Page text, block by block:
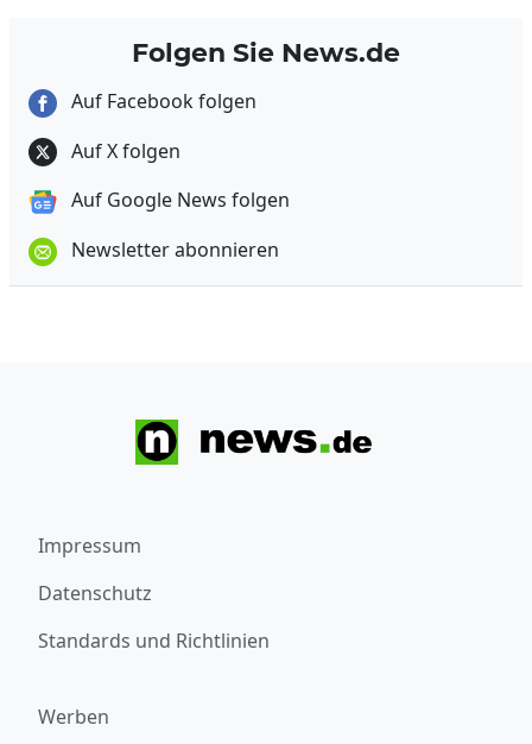
Folgen Sie News.de
Auf Facebook folgen
Auf X folgen
Auf Google News folgen
Newsletter abonnieren
Impressum
Datenschutz
Standards und Richtlinien
Werben